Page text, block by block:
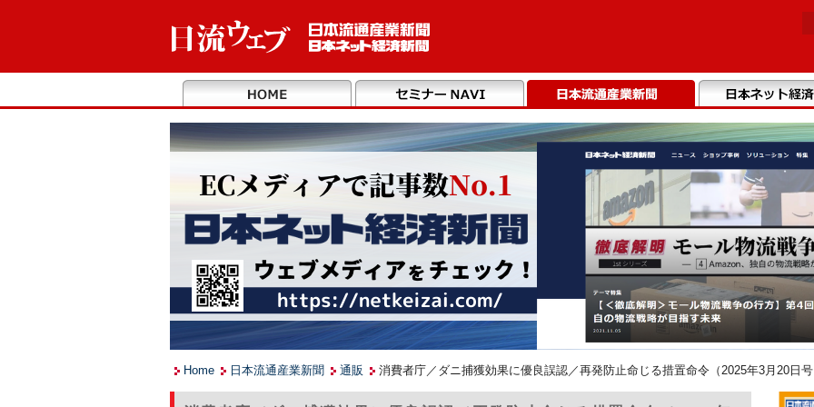
Home 日本流通産業新聞 通販 消費者庁／ダニ捕獲効果に優良誤認／再発防止命じる措置命令（2025年3月20日